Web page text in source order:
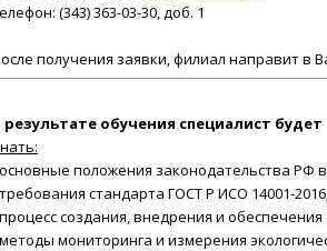
(343) 363-03-30, доб. 1
получения заявки, филиал направит в
результате обучения специалист будет
положения законодательства
стандарта ГОСТ Р ИСО 14001-2016;
создания, внедрения и
мониторинга и измерения